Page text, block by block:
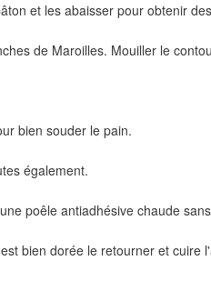
et les abaisser pour obtenir
de Maroilles. Mouiller le
bien souder le pain.
également.
poêle antiadhésive chaude
bien dorée le retourner et cuire